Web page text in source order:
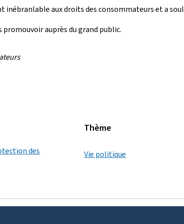
aux droits des consommateurs et a
auprès du grand public.
des
Thème
Vie politique